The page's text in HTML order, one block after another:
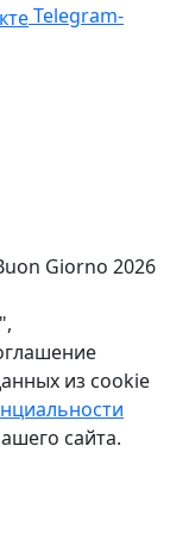
Telegram-
Giorno 2026
из cookie
сайта.